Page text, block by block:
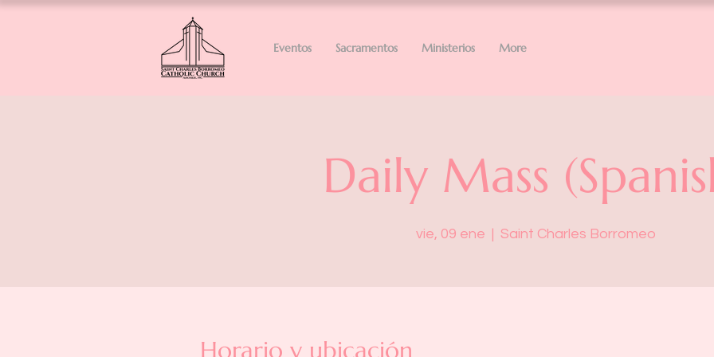
Eventos Sacramentos Ministerios More
Daily Mass
vie, 09 ene
  |
Saint Charles Borromeo
Horario y ubicación